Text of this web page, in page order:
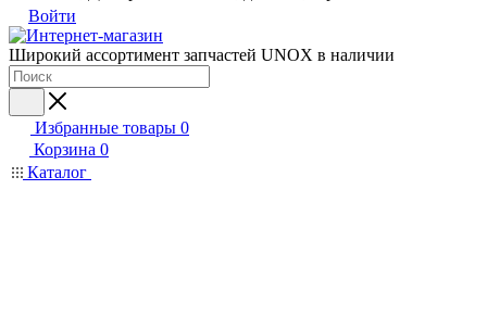
Войти
Широкий ассортимент запчастей UNOX в наличии
Избранные товары 0
Корзина 0
Каталог